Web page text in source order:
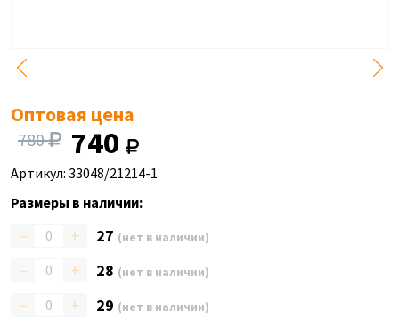
Оптовая цена
780 740
Артикул: 33048/21214-1
Размеры в наличии:
– + 27 (нет в наличии)
– + 28 (нет в наличии)
– + 29 (нет в наличии)